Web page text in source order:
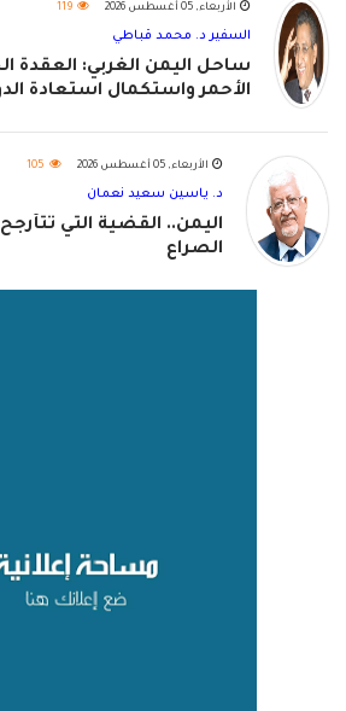
الأربعاء, 05 أغسطس 2026 119
السفير د. محمد قباطي
ساحل اليمن الغربي: العقدة
الأحمر واستكمال استعادة
الأربعاء, 05 أغسطس 2026 105
د. ياسين سعيد نعمان
اليمن.. القضية التي
الصراع